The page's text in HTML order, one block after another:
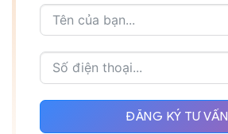
ĐĂNG KÝ TƯ VẤN